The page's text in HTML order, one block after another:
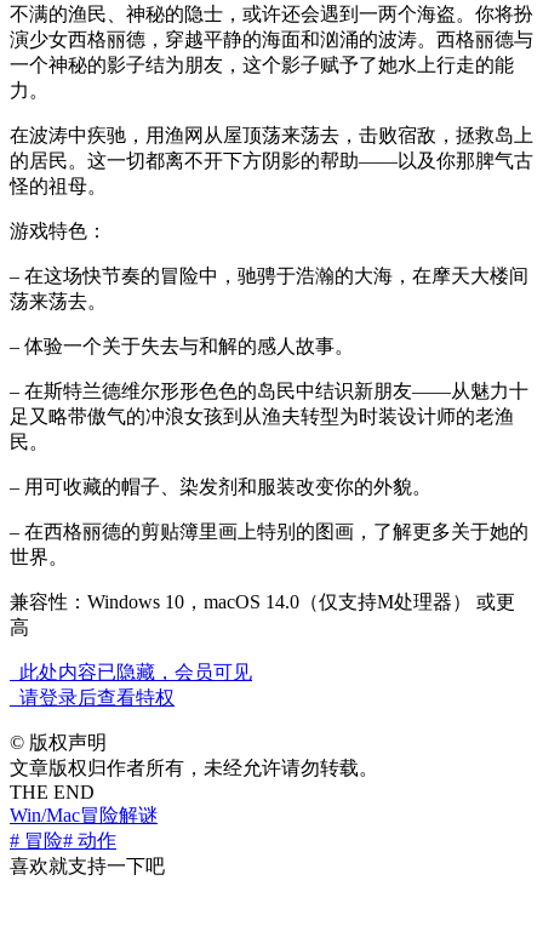
不满的渔民、神秘的隐士，或许还会遇到一两个海盗。你将扮
演少女西格丽德，穿越平静的海面和汹涌的波涛。西格丽德与
一个神秘的影子结为朋友，这个影子赋予了她水上行走的能
力。
在波涛中疾驰，用渔网从屋顶荡来荡去，击败宿敌，拯救岛上
的居民。这一切都离不开下方阴影的帮助——以及你那脾气古
怪的祖母。
游戏特色：
– 在这场快节奏的冒险中，驰骋于浩瀚的大海，在摩天大楼间
荡来荡去。
– 体验一个关于失去与和解的感人故事。
– 在斯特兰德维尔形形色色的岛民中结识新朋友——从魅力十
足又略带傲气的冲浪女孩到从渔夫转型为时装设计师的老渔
民。
– 用可收藏的帽子、染发剂和服装改变你的外貌。
– 在西格丽德的剪贴簿里画上特别的图画，了解更多关于她的
世界。
兼容性：Windows 10，macOS 14.0（仅支持M处理器） 或更
高
此处内容已隐藏，会员可见
请登录后查看特权
© 版权声明
文章版权归作者所有，未经允许请勿转载。
THE END
Win/Mac冒险解谜
# 冒险# 动作
喜欢就支持一下吧